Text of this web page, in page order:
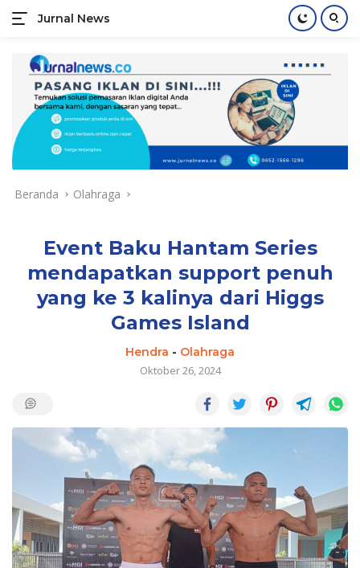
konten
Jurnal News
Jendela
Rakyat
Beranda Olahraga
Event Baku Hantam Series
mendapatkan support penuh
yang ke 3 kalinya dari Higgs
Games Island
Hendra - Olahraga
Oktober 26, 2024